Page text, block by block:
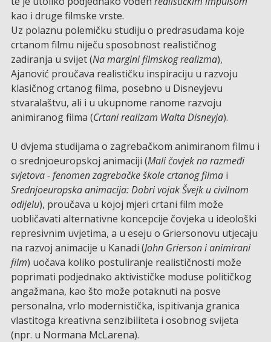
kao i druge filmske vrste.
Uz polaznu polemičku studiju o predrasudama koje
crtanom filmu niječu sposobnost realističnog
zadiranja u svijet (Na margini filmskog realizma),
Ajanović proučava realističku inspiraciju u razvoju
klasičnog crtanog filma, posebno u Disneyjevu
stvaralaštvu, ali i u ukupnome ranome razvoju
animiranog filma (Crtani realizam Walta Disneyja).
U dvjema studijama o zagrebačkom animiranom filmu i
o srednjoeuropskoj animaciji (Mali čovjek na razmeđi
svjetova - fenomen zagrebačke škole crtanog filmai
Srednjoeuropska animacija: Dobri vojak Švejk u civilnom
odijelu), proučava u kojoj mjeri crtani film može
uobličavati alternativne koncepcije čovjeka u ideološki
represivnim uvjetima, a u eseju o Griersonovu utjecaju
na razvoj animacije u Kanadi (John Grierson i animirani
film) uočava koliko postuliranje realističnosti može
poprimati podjednako aktivističke moduse političkog
angažmana, kao što može potaknuti na posve
personalna, vrlo modernistička, ispitivanja granica
vlastitoga kreativna senzibiliteta i osobnog svijeta
(npr. u Normana McLarena).